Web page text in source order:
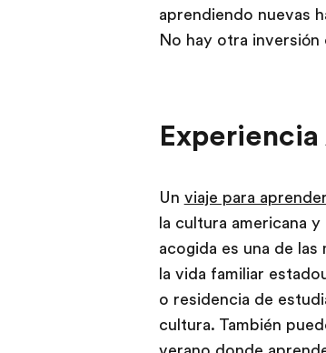
aprendiendo nuevas
No hay otra inversión
Un viaje para
la cultura americana
acogida es una de
la vida familiar
o residencia de
cultura. También